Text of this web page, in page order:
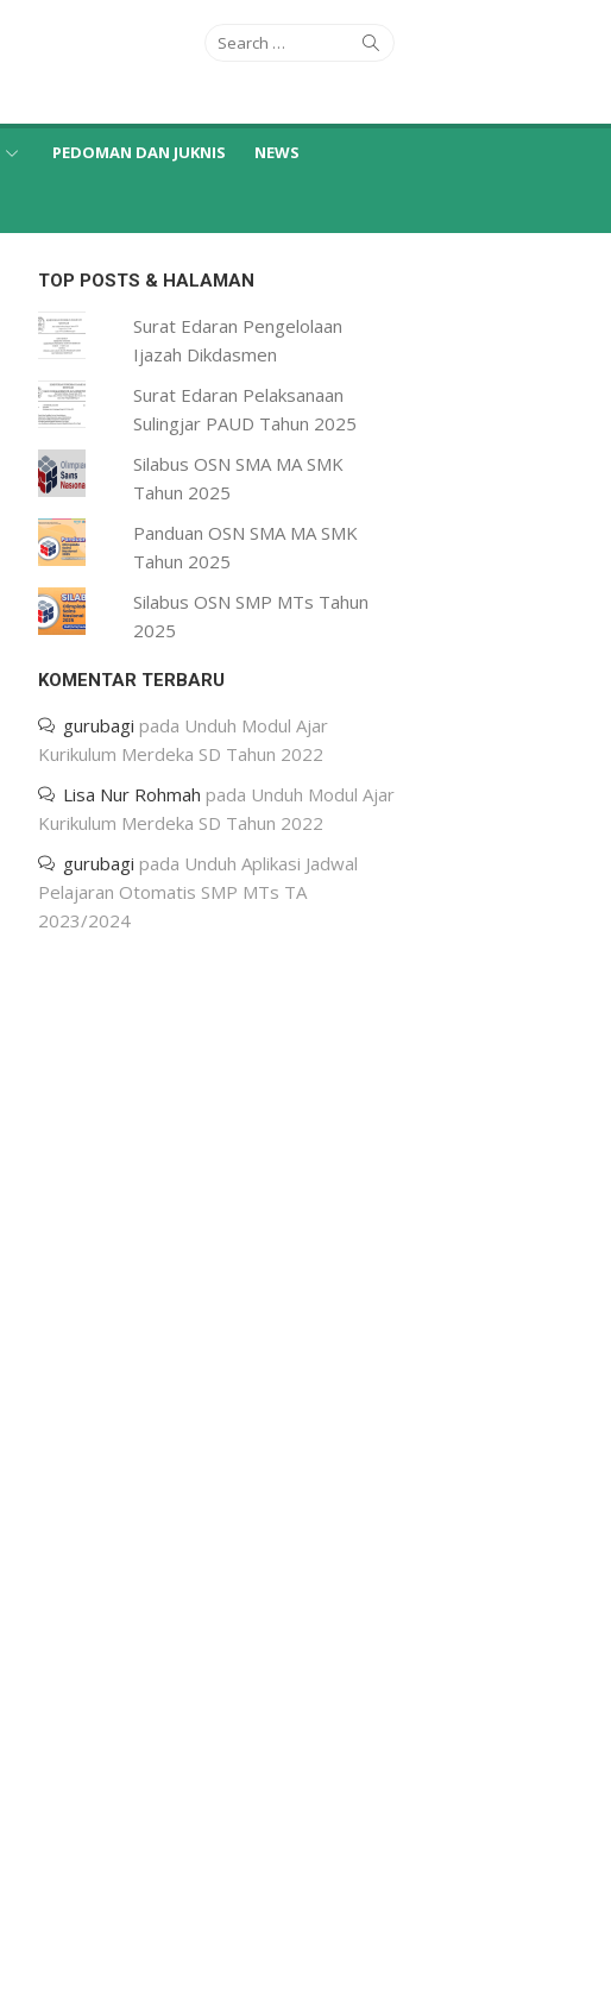
Search
PEDOMAN DAN JUKNIS NEWS
TOP POSTS & HALAMAN
Surat Edaran Pengelolaan
Ijazah Dikdasmen
Surat Edaran Pelaksanaan
Sulingjar PAUD Tahun 2025
Silabus OSN SMA MA SMK
Tahun 2025
Panduan OSN SMA MA SMK
Tahun 2025
Silabus OSN SMP MTs Tahun
2025
KOMENTAR TERBARU
gurubagi pada Unduh Modul Ajar
Kurikulum Merdeka SD Tahun 2022
Lisa Nur Rohmah pada Unduh Modul Ajar
Kurikulum Merdeka SD Tahun 2022
gurubagi pada Unduh Aplikasi Jadwal
Pelajaran Otomatis SMP MTs TA
2023/2024